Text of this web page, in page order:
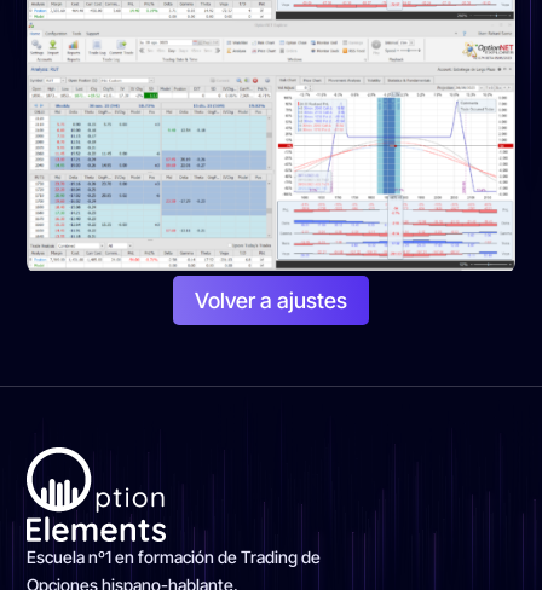
Volver a ajustes
Escuela nº1 en formación de Trading de
Opciones hispano-hablante.